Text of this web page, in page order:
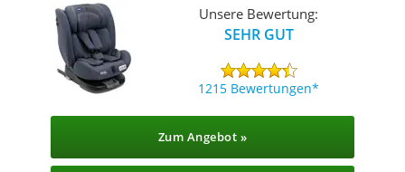
Unsere Bewertung:
SEHR GUT
1215 Bewertungen
Zum Angebot »